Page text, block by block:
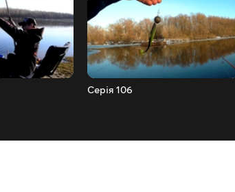
Серія 106